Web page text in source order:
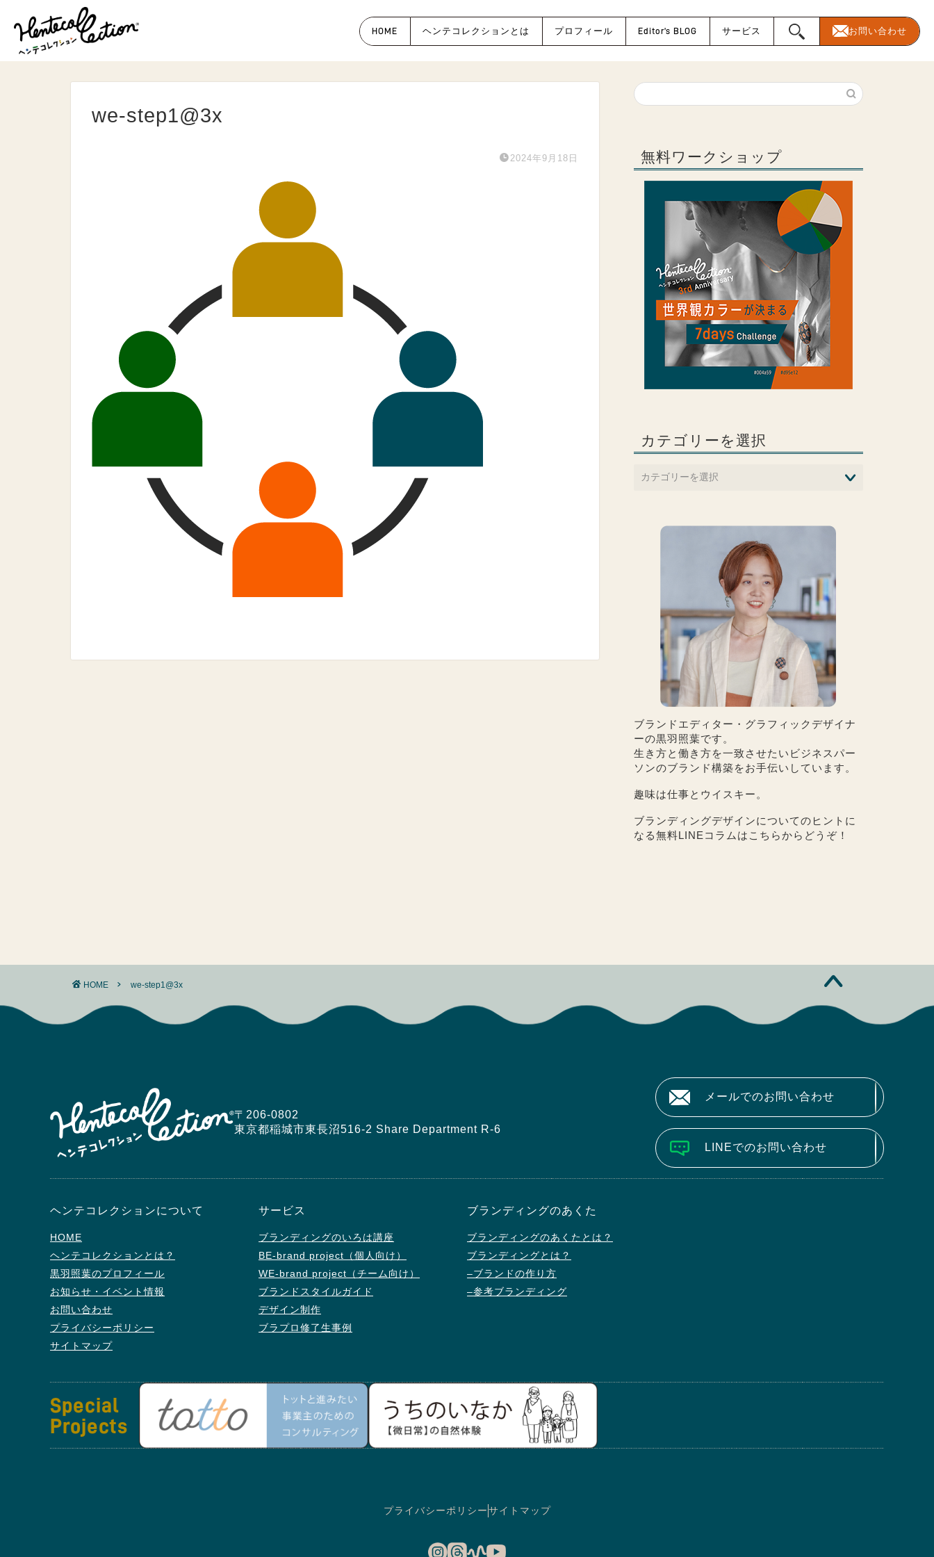
HOME ヘンテコレクションとは プロフィール Editor’s BLOG サービス お問い合わせ
we-step1@3x
2024年9月18日 無料ワークショップ
カテゴリーを選択
ブランドエディター・グラフィックデザイナ
ーの黒羽照葉です。
生き方と働き方を一致させたいビジネスパー
ソンのブランド構築をお手伝いしています。
趣味は仕事とウイスキー。
ブランディングデザインについてのヒントに
なる無料LINEコラムは こちらからどうぞ！
HOME we-step1@3x
〒206-0802
東京都稲城市東長沼516-2 Share Department R-6
メールでのお問い合わせ
LINEでのお問い合わせ
ヘンテコレクションについて
HOME
ヘンテコレクションとは？
黒羽照葉のプロフィール
お知らせ・イベント情報
お問い合わせ
プライバシーポリシー
サイトマップ
サービス
ブランディングのいろは講座
BE-brand project（個人向け）
WE-brand project（チーム向け）
ブランドスタイルガイド
デザイン制作
ブラプロ修了生事例
ブランディングのあくた
ブランディングのあくたとは？
ブランディングとは？
–ブランドの作り方
–参考ブランディング
Special
Projects
プライバシーポリシーサイトマップ